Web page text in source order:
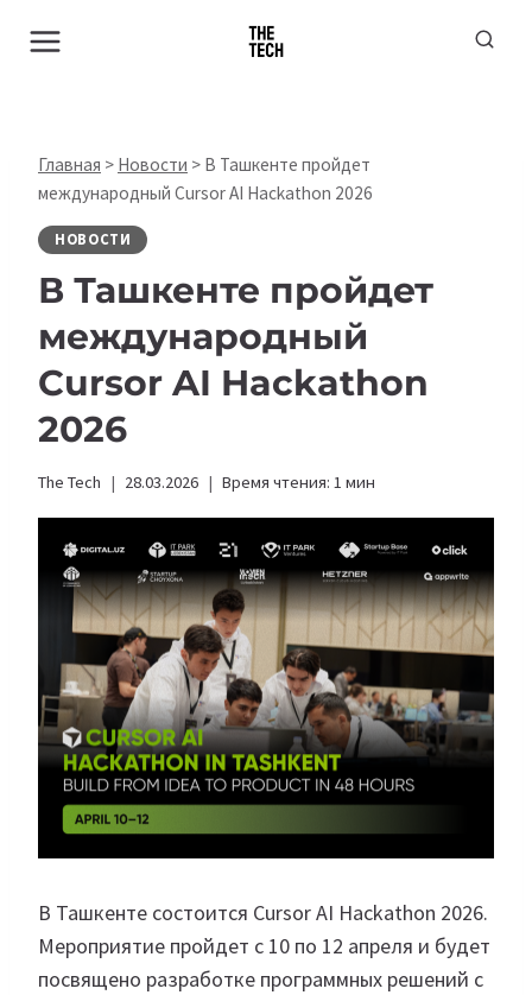
Главная > Новости > В Ташкенте пройдет
международный Cursor AI Hackathon 2026
НОВОСТИ
В Ташкенте пройдет
международный
Cursor AI Hackathon
2026
The Tech 28.03.2026 Время чтения: 1 мин
В Ташкенте состоится Cursor AI Hackathon 2026.
Мероприятие пройдет с 10 по 12 апреля и будет
посвящено разработке программных решений с